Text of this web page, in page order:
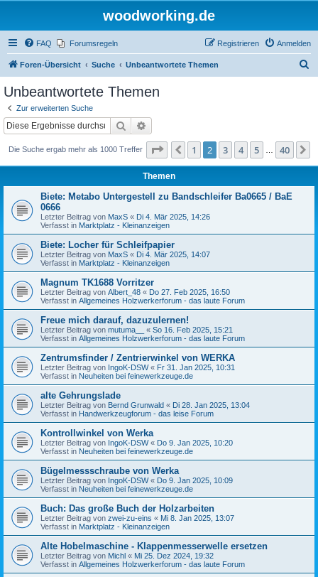
woodworking.de
FAQ Forumsregeln Anmelden
Registrieren
Foren-Übersicht Suche Unbeantwortete Themen
Unbeantwortete Themen
Zur erweiterten Suche
Suche
Die Suche ergab mehr als 1000 Treffer Seite von
Vorherige
1 2 3 4 5 40
Themen
Biete: Metabo Untergestell zu Bandschleifer Ba0665 / BaE
0666
Letzter Beitrag von MaxS « Di 4. Mär 2025, 14:26
Verfasst in Marktplatz - Kleinanzeigen
Biete: Locher für Schleifpapier
Letzter Beitrag von MaxS « Di 4. Mär 2025, 14:07
Verfasst in Marktplatz - Kleinanzeigen
Magnum TK1688 Vorritzer
Letzter Beitrag von Albert_48 « Do 27. Feb 2025, 16:50
Verfasst in Allgemeines Holzwerkerforum - das laute Forum
Freue mich darauf, dazuzulernen!
Letzter Beitrag von mutuma__ « So 16. Feb 2025, 15:21
Verfasst in Allgemeines Holzwerkerforum - das laute Forum
Zentrumsfinder / Zentrierwinkel von WERKA
Letzter Beitrag von IngoK-DSW« Fr 31. Jan 2025, 10:31
Verfasst in Neuheiten bei feinewerkzeuge.de
alte Gehrungslade
Letzter Beitrag von Bernd Grunwald « Di 28. Jan 2025, 13:04
Verfasst in Handwerkzeugforum - das leise Forum
Kontrollwinkel von Werka
Letzter Beitrag von IngoK-DSW« Do 9. Jan 2025, 10:20
Verfasst in Neuheiten bei feinewerkzeuge.de
Bügelmessschraube von Werka
Letzter Beitrag von IngoK-DSW« Do 9. Jan 2025, 10:09
Verfasst in Neuheiten bei feinewerkzeuge.de
Buch: Das große Buch der Holzarbeiten
Letzter Beitrag von zwei-zu-eins « Mi 8. Jan 2025, 13:07
Verfasst in Marktplatz - Kleinanzeigen
Alte Hobelmaschine - Klappenmesserwelle ersetzen
Letzter Beitrag von Michl « Mi 25. Dez 2024, 19:32
Verfasst in Allgemeines Holzwerkerforum - das laute Forum